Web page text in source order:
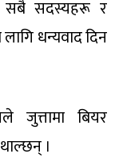
सबै सदस्यहरू र
धन्यवाद दिन
जुत्तामा बियर
।